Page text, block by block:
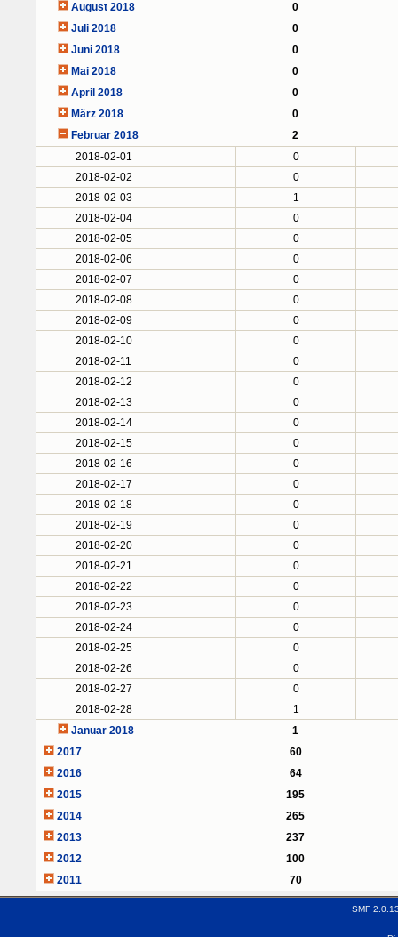
August 2018
0
Juli 2018
0
Juni 2018
0
Mai 2018
0
April 2018
0
März 2018
0
Februar 2018
2
2018-02-01
0
2018-02-02
0
2018-02-03
1
2018-02-04
0
2018-02-05
0
2018-02-06
0
2018-02-07
0
2018-02-08
0
2018-02-09
0
2018-02-10
0
2018-02-11
0
2018-02-12
0
2018-02-13
0
2018-02-14
0
2018-02-15
0
2018-02-16
0
2018-02-17
0
2018-02-18
0
2018-02-19
0
2018-02-20
0
2018-02-21
0
2018-02-22
0
2018-02-23
0
2018-02-24
0
2018-02-25
0
2018-02-26
0
2018-02-27
0
2018-02-28
1
Januar 2018
1
2017
60
2016
64
2015
195
2014
265
2013
237
2012
100
2011
70
SMF